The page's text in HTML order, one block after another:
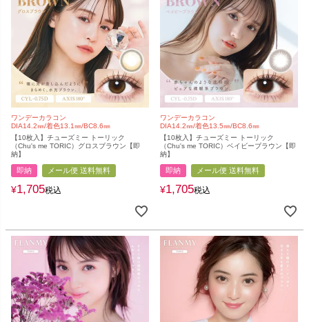
ワンデーカラコン
DIA14.2㎜/着色13.1㎜/BC8.6㎜
【10枚入】チューズミー トーリック
（Chu's me TORIC）グロスブラウン【即
納】
即納 メール便 送料無料
¥1,705税込
ワンデーカラコン
DIA14.2㎜/着色13.5㎜/BC8.6㎜
【10枚入】チューズミー トーリック
（Chu's me TORIC）ベイビーブラウン【即
納】
即納 メール便 送料無料
¥1,705税込